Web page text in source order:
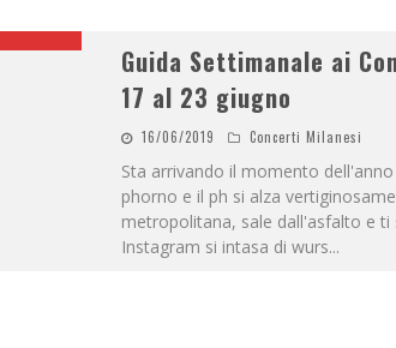
Guida Settimanale ai
17 al 23 giugno
16/06/2019 Concerti Milanesi
Sta arrivando il momento
phorno e il ph si alza
metropolitana, sale dall'asfalto e ti
Instagram si intasa di wurs...